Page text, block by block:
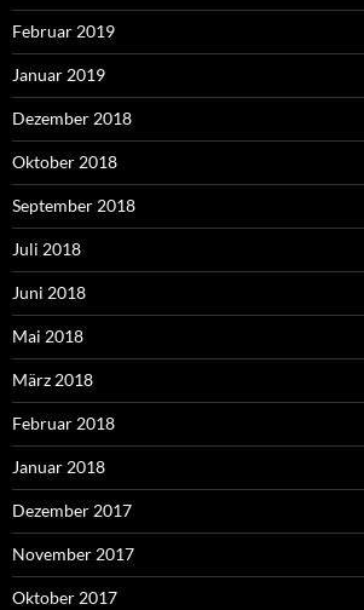
Februar 2019
Januar 2019
Dezember 2018
Oktober 2018
September 2018
Juli 2018
Juni 2018
Mai 2018
März 2018
Februar 2018
Januar 2018
Dezember 2017
November 2017
Oktober 2017